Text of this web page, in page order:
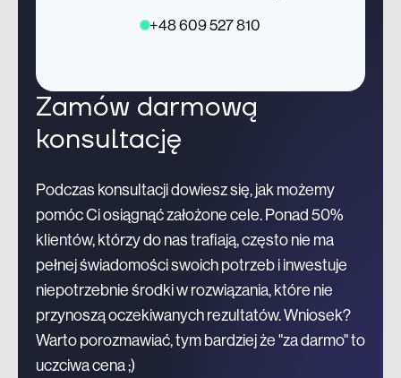
+48 609 527 810
Zamów darmową
konsultację
Podczas konsultacji dowiesz się, jak możemy
pomóc Ci osiągnąć założone cele. Ponad 50%
klientów, którzy do nas trafiają, często nie ma
pełnej świadomości swoich potrzeb i inwestuje
niepotrzebnie środki w rozwiązania, które nie
przynoszą oczekiwanych rezultatów. Wniosek?
Warto porozmawiać, tym bardziej że "za darmo" to
uczciwa cena ;)